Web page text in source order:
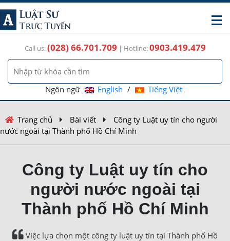
Call us:(028) 66.701.709 | Hotline:0903.419.479
Ngôn ngữ English / Tiếng Việt
Trang chủ Bài viết
Công ty Luật uy tín cho người
nước ngoài tại Thành phố Hồ Chí Minh
Công ty Luật uy tín cho
người nước ngoài tại
Thành phố Hồ Chí Minh
Việc lựa chọn một công ty luật uy tín tại Thành phố Hồ